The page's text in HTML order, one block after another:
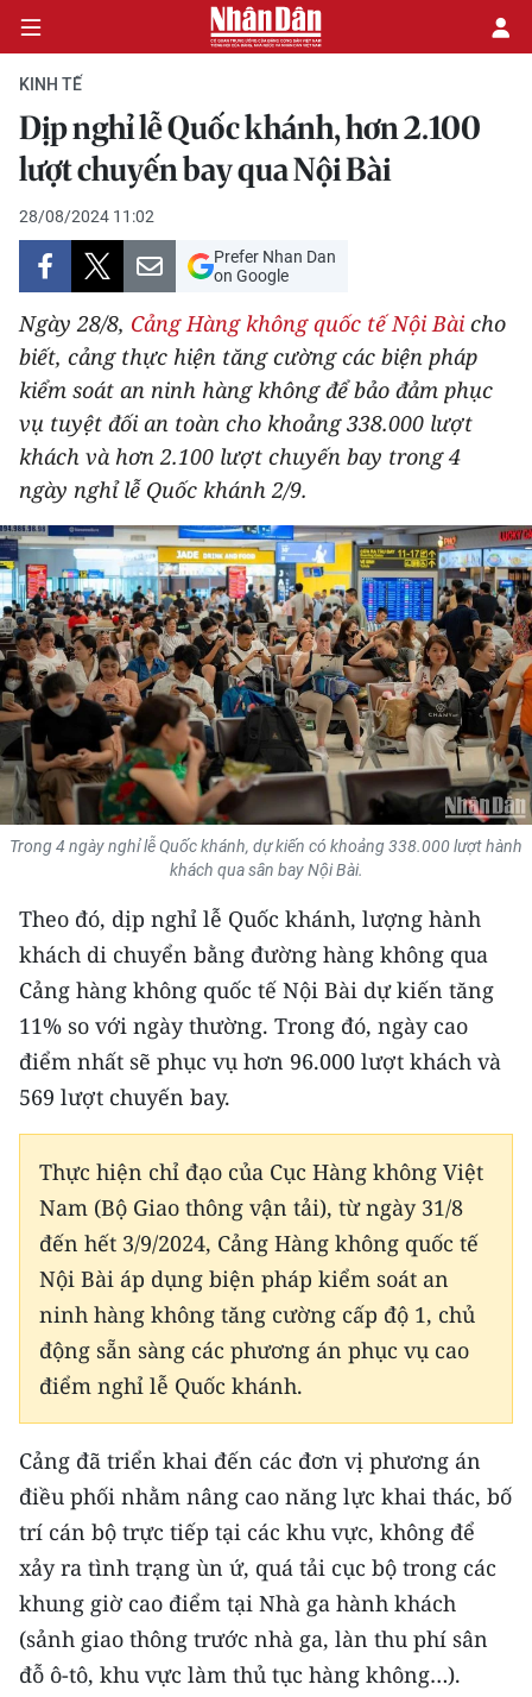
CHÍNH TRỊ
KINH TẾ
VĂN HÓA
XÃ HỘI
PHÁP LUẬT
DU LỊCH
THẾ GIỚI
THỂ THAO
GIÁO DỤC
Y TẾ
KHOA HỌC - CÔNG NGHỆ
MÔI TRƯỜNG
BẠN ĐỌC
KIỂM CHỨNG THÔNG TIN
TRI THỨC CHUYÊN SÂU
54 DÂN TỘC VIỆT NAM
CHƯƠNG TRÌNH OCOP - MỖI XÃ
MỘT SẢN PHẨM
RADIO
MEDIA CENTER
E-Magazine
Video
Media Chính trị
Media Kinh tế
Media Văn hóa
Media Xã hội
Media Pháp luật
Media Du lịch
KINH TẾ
Dịp nghỉ lễ Quốc khánh, hơn 2.100
lượt chuyến bay qua Nội Bài
28/08/2024 11:02
Prefer Nhan Dan
on Google
Ngày 28/8, Cảng Hàng không quốc tế Nội Bài cho
biết, cảng thực hiện tăng cường các biện pháp
kiểm soát an ninh hàng không để bảo đảm phục
vụ tuyệt đối an toàn cho khoảng 338.000 lượt
khách và hơn 2.100 lượt chuyến bay trong 4
ngày nghỉ lễ Quốc khánh 2/9.
Trong 4 ngày nghỉ lễ Quốc khánh, dự kiến có khoảng 338.000 lượt hành
khách qua sân bay Nội Bài.
Theo đó, dịp nghỉ lễ Quốc khánh, lượng hành
khách di chuyển bằng đường hàng không qua
Cảng hàng không quốc tế Nội Bài dự kiến tăng
11% so với ngày thường. Trong đó, ngày cao
điểm nhất sẽ phục vụ hơn 96.000 lượt khách và
569 lượt chuyến bay.
Thực hiện chỉ đạo của Cục Hàng không Việt
Nam (Bộ Giao thông vận tải), từ ngày 31/8
đến hết 3/9/2024, Cảng Hàng không quốc tế
Nội Bài áp dụng biện pháp kiểm soát an
ninh hàng không tăng cường cấp độ 1, chủ
động sẵn sàng các phương án phục vụ cao
điểm nghỉ lễ Quốc khánh.
Cảng đã triển khai đến các đơn vị phương án
điều phối nhằm nâng cao năng lực khai thác, bố
trí cán bộ trực tiếp tại các khu vực, không để
xảy ra tình trạng ùn ứ, quá tải cục bộ trong các
khung giờ cao điểm tại Nhà ga hành khách
(sảnh giao thông trước nhà ga, làn thu phí sân
đỗ ô-tô, khu vực làm thủ tục hàng không…).